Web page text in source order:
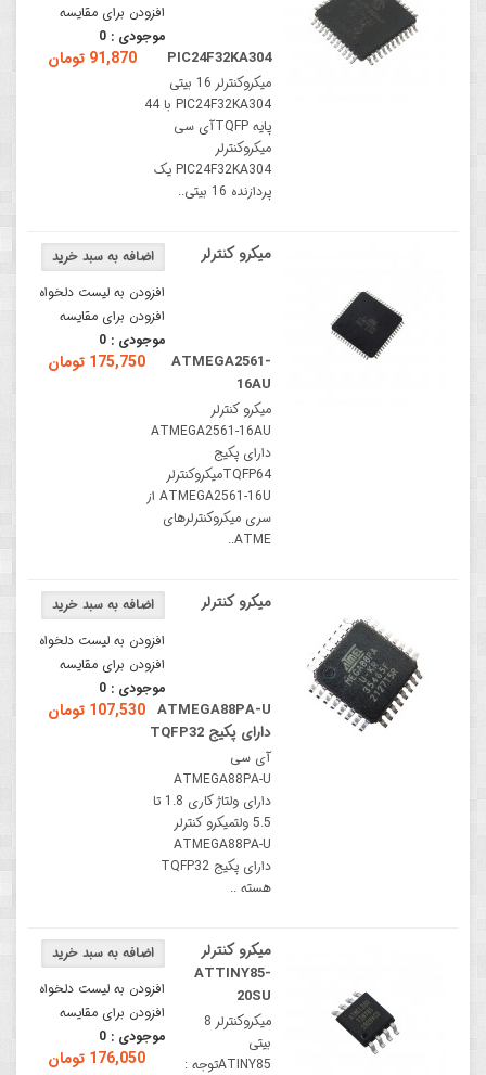
افزودن برای مقایسه
موجودی : 0
91,870 تومان PIC24F32KA304
میکروکنترلر 16 بیتی
PIC24F32KA304 با 44
پایه TQFPآی سی
میکروکنترلر
PIC24F32KA304 یک
پردازنده 16 بیتی..
افزودن به لیست دلخواه
افزودن برای مقایسه
موجودی : 0
175,750 تومان
میکرو کنترلر
ATMEGA2561-
16AU
میکرو کنترلر
ATMEGA2561-16AU
دارای پکیج
TQFP64میکروکنترلر
ATMEGA2561-16U از
سری میکروکنترلرهای
ATME..
افزودن به لیست دلخواه
افزودن برای مقایسه
موجودی : 0
107,530 تومان
میکرو کنترلر
ATMEGA88PA-U
دارای پکیج TQFP32
آی سی
ATMEGA88PA-U
دارای ولتاژ کاری 1.8 تا
5.5 ولتمیکرو کنترلر
ATMEGA88PA-U
دارای پکیج TQFP32
هسته ..
افزودن به لیست دلخواه
افزودن برای مقایسه
موجودی : 0
176,050 تومان
میکرو کنترلر
ATTINY85-
20SU
میکروکنترلر 8
بیتی
ATINY85توجه :